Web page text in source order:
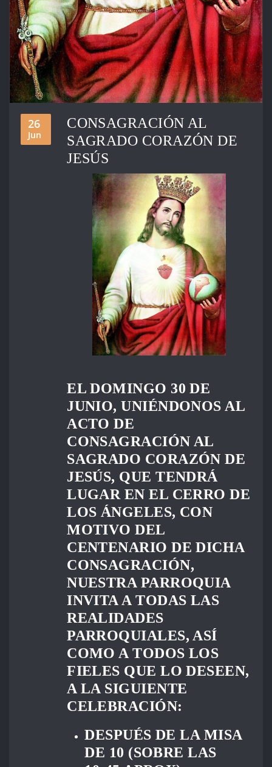
26
Jun
CONSAGRACIÓN AL
SAGRADO CORAZÓN DE
JESÚS
EL DOMINGO 30 DE
JUNIO, UNIÉNDONOS AL
ACTO DE
CONSAGRACIÓN AL
SAGRADO CORAZÓN DE
JESÚS, QUE TENDRÁ
LUGAR EN EL CERRO DE
LOS ÁNGELES, CON
MOTIVO DEL
CENTENARIO DE DICHA
CONSAGRACIÓN,
NUESTRA PARROQUIA
INVITA A TODAS LAS
REALIDADES
PARROQUIALES, ASÍ
COMO A TODOS LOS
FIELES QUE LO DESEEN,
A LA SIGUIENTE
CELEBRACIÓN:
DESPUÉS DE LA MISA
DE 10 (SOBRE LAS